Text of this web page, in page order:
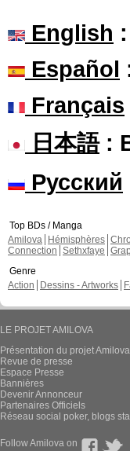
English
Español
Français
日本語:
Русский
Top BDs / Manga
Amilova
Hémisphères
Connection Sethxfaye
Genre
Action
Dessins - Artworks
LE PROJET AMILOVA
Présentation du projet Amilova
Revue de presse
Espace Presse
Bannières
Devenir Annonceur
Partenaires Officiels
Réseau social poker, blogs
Follow Amilova on